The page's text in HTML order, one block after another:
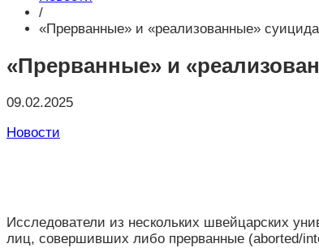
/
«Прерванные» и «реализованные»
«Прерванные» и
09.02.2025
Новости
Исследователи из нескольких швейцарских
лиц, совершивших либо прерванные (aborted/